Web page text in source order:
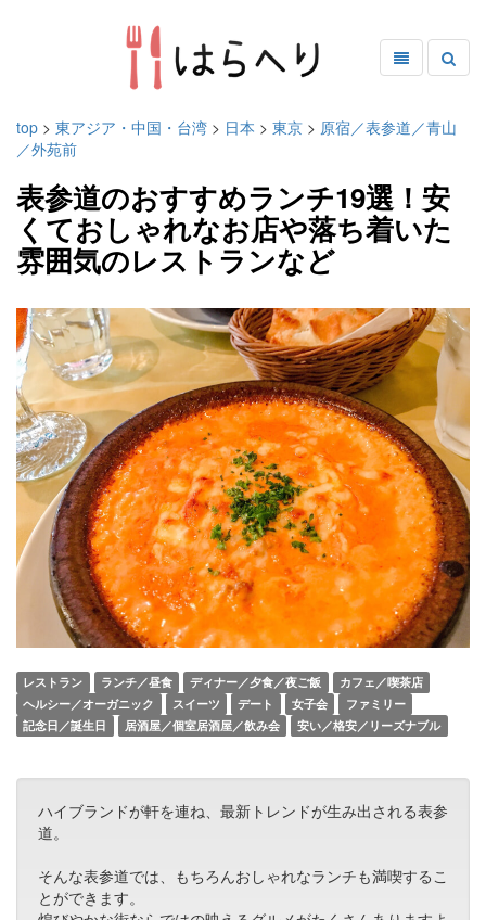
top > 東アジア・中国・台湾 > 日本 > 東京 > 原宿／表参道／青山
／外苑前
表参道のおすすめランチ19選！安
くておしゃれなお店や落ち着いた
雰囲気のレストランなど
レストラン ランチ／昼食 ディナー／夕食／夜ご飯
カフェ／喫茶店
ヘルシー／オーガニック
スイーツ デート 女子会
ファミリー
記念日／誕生日
居酒屋／個室居酒屋／飲み会 安い／格安／リーズナブル
ハイブランドが軒を連ね、最新トレンドが生み出される表参
道。
そんな表参道では、もちろんおしゃれなランチも満喫するこ
とができます。